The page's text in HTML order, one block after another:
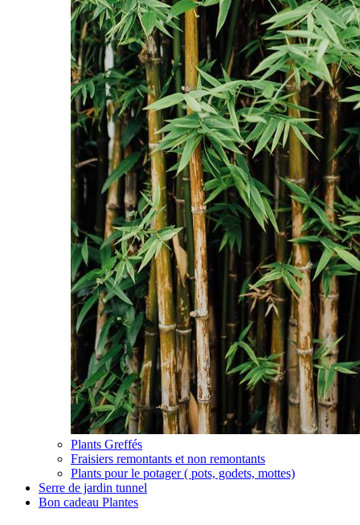
Plants Greffés
Fraisiers remontants et non remontants
Plants pour le potager ( pots, godets, mottes)
Serre de jardin tunnel
Bon cadeau Plantes